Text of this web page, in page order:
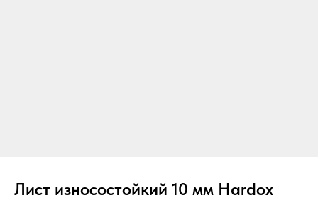
Лист износостойкий 10 мм Hardox